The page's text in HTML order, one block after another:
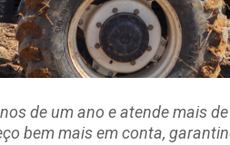
de um ano e atende mais
bem mais em conta,